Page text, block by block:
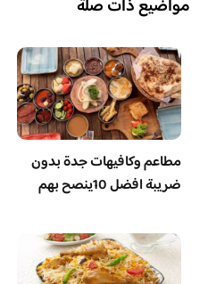
مواضيع ذات صلة
مطاعم وكافيهات جدة بدون
ضريبة افضل 10ينصح بهم